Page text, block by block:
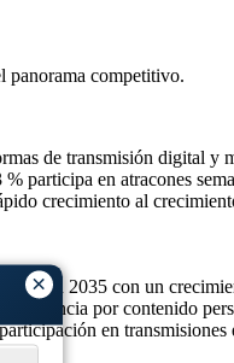
×
panorama competitivo.
de transmisión digital y
participa en atracones
crecimiento al
en 2035 con un
por contenido
en transmisiones